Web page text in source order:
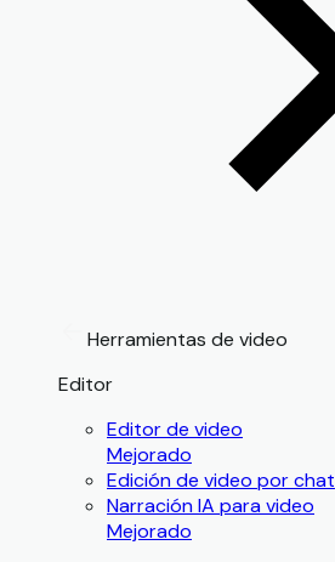
Herramientas de video
Editor
Editor de video
Mejorado
Edición de video por chat
Narración IA para video
Mejorado